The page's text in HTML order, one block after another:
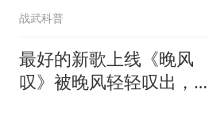
战武科普
最好的新歌上线《晚风
叹》被晚风轻轻叹出，散